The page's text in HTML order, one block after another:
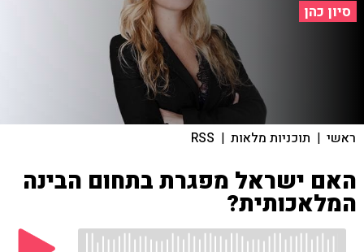
סיון כהן
ראשי | תוכניות מלאות |
RSS
האם ישראל מפגרת בתחום הבינה
המלאכותית?